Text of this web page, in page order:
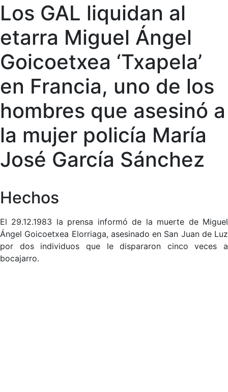
Los GAL liquidan al
etarra Miguel Ángel
Goicoetxea ‘Txapela’
en Francia, uno de los
hombres que asesinó a
la mujer policía María
José García Sánchez
Hechos
El 29.12.1983 la prensa informó de la muerte de Miguel
Ángel Goicoetxea Elorriaga, asesinado en San Juan de Luz
por dos individuos que le dispararon cinco veces a
bocajarro.